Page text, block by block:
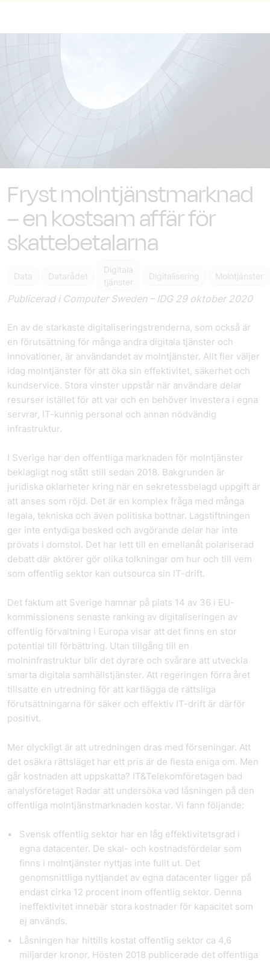
Fryst molntjänstmarknad
– en kostsam affär för
skattebetalarna
Data Datarådet
Digitala
tjänster
Digitalisering Molntjänster
Publicerad i Computer Sweden – IDG 29 oktober 2020
En av de starkaste digitaliseringstrenderna, som också är
en förutsättning för många andra digitala tjänster och
innovationer, är användandet av molntjänster. Allt fler väljer
idag molntjänster för att öka sin effektivitet, säkerhet och
kundservice. Stora vinster uppstår när användare delar
resurser istället för att var och en behöver investera i egna
servrar, IT-kunnig personal och annan nödvändig
infrastruktur.
I Sverige har den offentliga marknaden för molntjänster
beklagligt nog stått still sedan 2018. Bakgrunden är
juridiska oklarheter kring när en sekretessbelagd uppgift är
att anses som röjd. Det är en komplex fråga med många
legala, tekniska och även politiska bottnar. Lagstiftningen
ger inte entydiga besked och avgörande delar har inte
prövats i domstol. Det har lett till en emellanåt polariserad
debatt där aktörer gör olika tolkningar om hur och till vem
som offentlig sektor kan outsourca sin IT-drift.
Det faktum att Sverige hamnar på plats 14 av 36 i EU-
kommissionens senaste ranking av digitaliseringen av
offentlig förvaltning i Europa visar att det finns en stor
potential till förbättring. Utan tillgång till en
molninfrastruktur blir det dyrare och svårare att utveckla
smarta digitala samhällstjänster. Att regeringen förra året
tillsatte en utredning för att kartlägga de rättsliga
förutsättningarna för säker och effektiv IT-drift är därför
positivt.
Mer olyckligt är att utredningen dras med förseningar. Att
det osäkra rättsläget har ett pris är de flesta eniga om. Men
går kostnaden att uppskatta? IT&Telekomföretagen bad
analysföretaget Radar att undersöka vad låsningen på den
offentliga molntjänstmarknaden kostar. Vi fann följande:
Svensk offentlig sektor har en låg effektivitetsgrad i
egna datacenter. De skal- och kostnadsfördelar som
finns i molntjänster nyttjas inte fullt ut. Det
genomsnittliga nyttjandet av egna datacenter ligger på
endast cirka 12 procent inom offentlig sektor. Denna
ineffektivitet innebär stora kostnader för kapacitet som
ej används.
Låsningen har hittills kostat offentlig sektor ca 4,6
miljarder kronor. Hösten 2018 publicerade det offentliga